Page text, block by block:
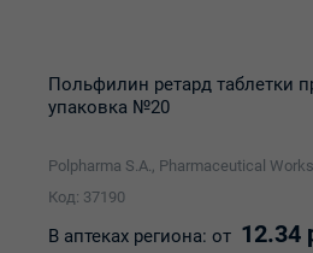
Польфилин ретард таблетки
упаковка №20
Polpharma S.A., Pharmaceutical Works
Код: 37190
В аптеках региона: от 12.34